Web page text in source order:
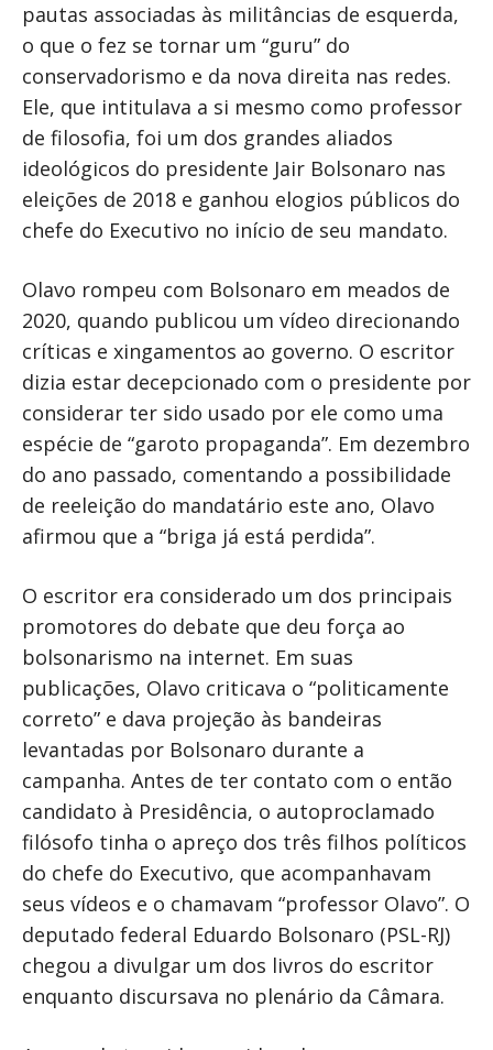
pautas associadas às militâncias de esquerda,
o que o fez se tornar um “guru” do
conservadorismo e da nova direita nas redes.
Ele, que intitulava a si mesmo como professor
de filosofia, foi um dos grandes aliados
ideológicos do presidente Jair Bolsonaro nas
eleições de 2018 e ganhou elogios públicos do
chefe do Executivo no início de seu mandato.
Olavo rompeu com Bolsonaro em meados de
2020, quando publicou um vídeo direcionando
críticas e xingamentos ao governo. O escritor
dizia estar decepcionado com o presidente por
considerar ter sido usado por ele como uma
espécie de “garoto propaganda”. Em dezembro
do ano passado, comentando a possibilidade
de reeleição do mandatário este ano, Olavo
afirmou que a “briga já está perdida”.
O escritor era considerado um dos principais
promotores do debate que deu força ao
bolsonarismo na internet. Em suas
publicações, Olavo criticava o “politicamente
correto” e dava projeção às bandeiras
levantadas por Bolsonaro durante a
campanha. Antes de ter contato com o então
candidato à Presidência, o autoproclamado
filósofo tinha o apreço dos três filhos políticos
do chefe do Executivo, que acompanhavam
seus vídeos e o chamavam “professor Olavo”. O
deputado federal Eduardo Bolsonaro (PSL-RJ)
chegou a divulgar um dos livros do escritor
enquanto discursava no plenário da Câmara.